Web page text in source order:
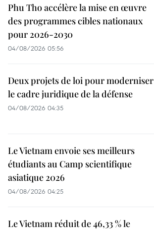
Phu Tho accélère la mise en œuvre
des programmes cibles nationaux
pour 2026-2030
04/08/2026 05:56
Deux projets de loi pour moderniser
le cadre juridique de la défense
04/08/2026 04:35
Le Vietnam envoie ses meilleurs
étudiants au Camp scientifique
asiatique 2026
04/08/2026 04:25
Le Vietnam réduit de 46,33 % le